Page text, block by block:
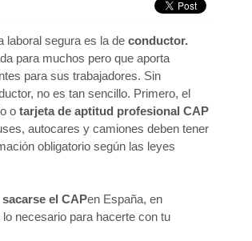
laboral segura es la de conductor.
para muchos pero que aporta
para sus trabajadores. Sin
no es tan sencillo. Primero, el
o tarjeta de aptitud profesional CAP
autocares y camiones deben tener
obligatorio según las leyes
el CAPen España, en
necesario para hacerte con tu